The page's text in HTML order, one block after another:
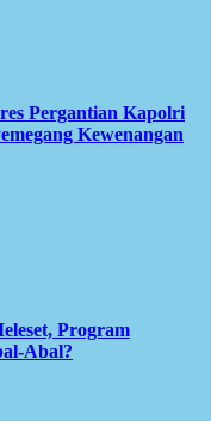
Pergantian Kapolri
Kewenangan
Program
Abal?